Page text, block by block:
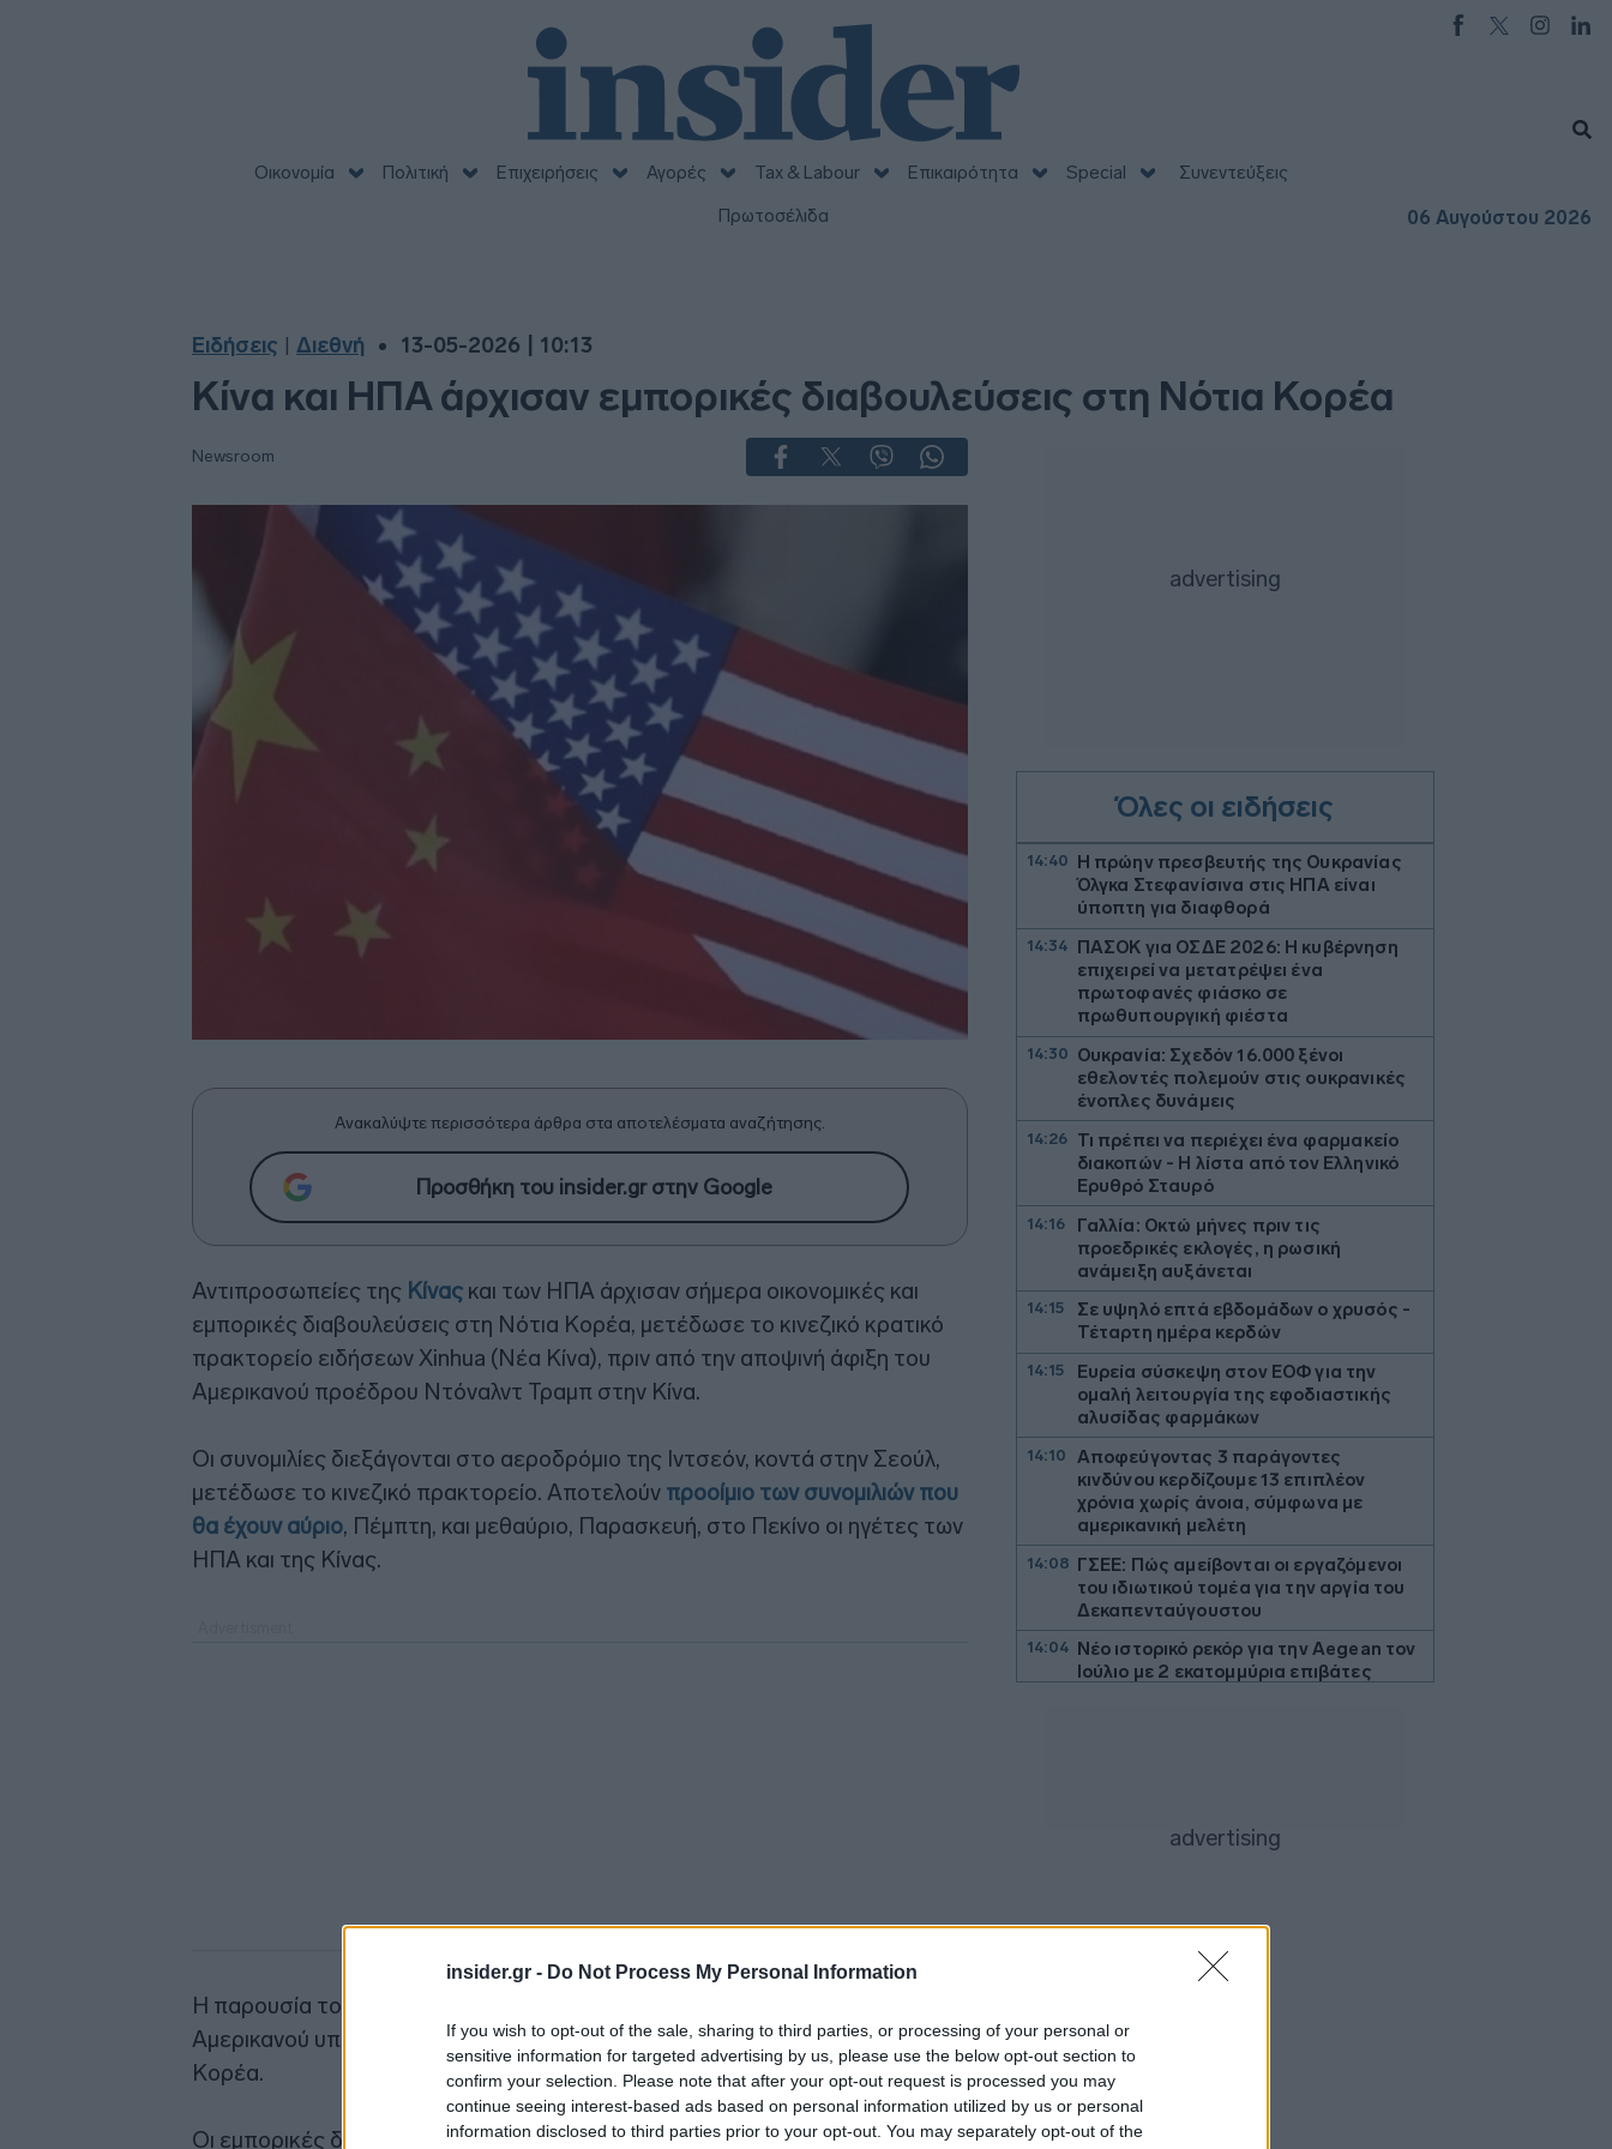
insider.gr - Do Not Process My Personal Information
If you wish to opt-out of the sale, sharing to third parties, or processing of your personal or
sensitive information for targeted advertising by us, please use the below opt-out section to
confirm your selection. Please note that after your opt-out request is processed you may
continue seeing interest-based ads based on personal information utilized by us or personal
information disclosed to third parties prior to your opt-out. You may separately opt-out of the
Οικονομία Πολιτική Επιχειρήσεις Αγορές Tax & Labour Επικαιρότητα Special
Συνεντεύξεις
Πρωτοσέλιδα
06 Αυγούστου 2026
Ειδήσεις Διεθνή 13-05-2026 | 10:13
Κίνα και ΗΠΑ άρχισαν εμπορικές διαβουλεύσεις στη Νότια Κορέα
Newsroom
Ανακαλύψτε περισσότερα άρθρα στα αποτελέσματα αναζήτησης.
Προσθήκη του insider.gr στην Google
Αντιπροσωπείες της Κίνας και των ΗΠΑ άρχισαν σήμερα οικονομικές και
εμπορικές διαβουλεύσεις στη Νότια Κορέα, μετέδωσε το κινεζικό κρατικό
πρακτορείο ειδήσεων Xinhua (Νέα Κίνα), πριν από την αποψινή άφιξη του
Αμερικανού προέδρου Ντόναλντ Τραμπ στην Κίνα.
Οι συνομιλίες διεξάγονται στο αεροδρόμιο της Ιντσεόν, κοντά στην Σεούλ,
μετέδωσε το κινεζικό πρακτορείο. Αποτελούν προοίμιο των συνομιλιών που
θα έχουν αύριο, Πέμπτη, και μεθαύριο, Παρασκευή, στο Πεκίνο οι ηγέτες των
ΗΠΑ και της Κίνας.
Η παρουσία του αντιπροέδρου της κινεζικής κυβέρνησης Χε Λιφένγκ και του
Αμερικανού υπουργού Οικονομικών Σκοτ Μπέσεντ ανακοινώθηκε στη Νότια
Κορέα.
Οι εμπορικές διαπραγματεύσεις αναμένεται να κυριαρχήσουν αύριο και
Όλες οι ειδήσεις
14:40
Η πρώην πρεσβευτής της Ουκρανίας
Όλγκα Στεφανίσινα στις ΗΠΑ είναι
ύποπτη για διαφθορά
14:34
ΠΑΣΟΚ για ΟΣΔΕ 2026: Η κυβέρνηση
επιχειρεί να μετατρέψει ένα
πρωτοφανές φιάσκο σε
πρωθυπουργική φιέστα
14:30 Ουκρανία: Σχεδόν 16.000 ξένοι
εθελοντές πολεμούν στις ουκρανικές
ένοπλες δυνάμεις
14:26
Τι πρέπει να περιέχει ένα φαρμακείο
διακοπών - Η λίστα από τον Ελληνικό
Ερυθρό Σταυρό
14:16
Γαλλία: Οκτώ μήνες πριν τις
προεδρικές εκλογές, η ρωσική
ανάμειξη αυξάνεται
14:15
Σε υψηλό επτά εβδομάδων ο χρυσός -
Τέταρτη ημέρα κερδών
14:15
Ευρεία σύσκεψη στον ΕΟΦ για την
ομαλή λειτουργία της εφοδιαστικής
αλυσίδας φαρμάκων
14:10
Αποφεύγοντας 3 παράγοντες
κινδύνου κερδίζουμε 13 επιπλέον
χρόνια χωρίς άνοια, σύμφωνα με
αμερικανική μελέτη
14:08 ΓΣΕΕ: Πώς αμείβονται οι εργαζόμενοι
του ιδιωτικού τομέα για την αργία του
Δεκαπενταύγουστου
14:04
Νέο ιστορικό ρεκόρ για την Aegean τον
Ιούλιο με 2 εκατομμύρια επιβάτες
διασύνδεση Ελλάδας - Κύπρου»
οι επενδύσεις σε μεταποίηση και
του δικτύου ηλεκτροδότησης
13:34
Κατσαφάδος για τους πυρόπληκτους:
Έως 1.000 ευρώ ανά τ.μ. οι
αποζημιώσεις - Πότε ξεκινούν οι
αιτήσεις